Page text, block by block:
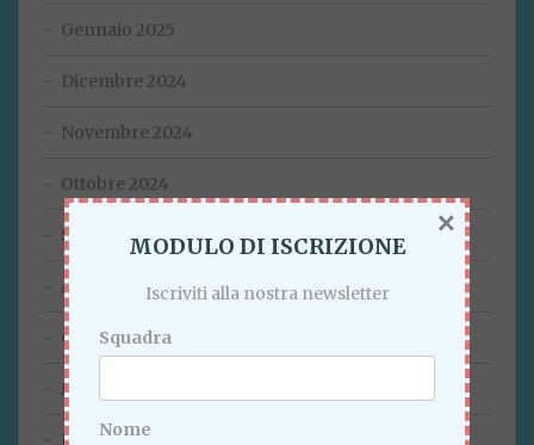
Gennaio 2025
Dicembre 2024
Novembre 2024
Ottobre 2024
Settembre 2024
Agosto 2024
Giugno 2024
Marzo 2024
Febbraio 2024
MODULO DI ISCRIZIONE
Iscriviti alla nostra newsletter
Squadra
Nome
×